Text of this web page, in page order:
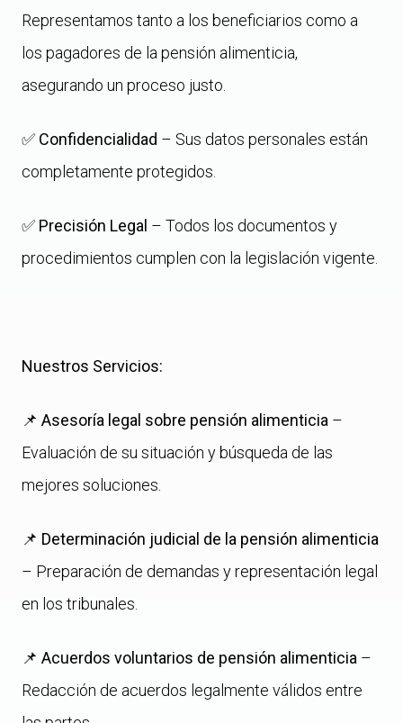
Representamos tanto a los beneficiarios como a
los pagadores de la pensión alimenticia,
asegurando un proceso justo.
✅ Confidencialidad – Sus datos personales están
completamente protegidos.
✅ Precisión Legal – Todos los documentos y
procedimientos cumplen con la legislación vigente.
Nuestros Servicios:
📌 Asesoría legal sobre pensión alimenticia –
Evaluación de su situación y búsqueda de las
mejores soluciones.
📌 Determinación judicial de la pensión alimenticia
– Preparación de demandas y representación legal
en los tribunales.
📌 Acuerdos voluntarios de pensión alimenticia –
Redacción de acuerdos legalmente válidos entre